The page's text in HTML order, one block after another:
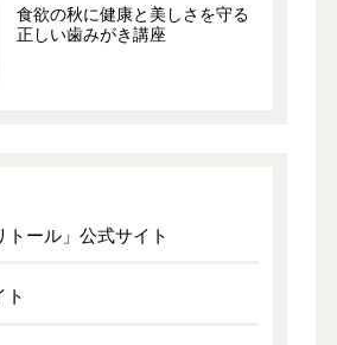
食欲の秋に健康と美しさを守る
正しい歯みがき講座
トール」公式サイト